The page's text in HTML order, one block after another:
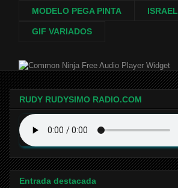
MODELO PEGA PINTA ISRAEL
GIF VARIADOS
Free Audio Player Widget
RUDY RUDYSIMO RADIO.COM
Entrada destacada